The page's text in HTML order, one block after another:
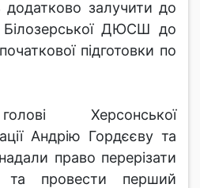
залучити до
ДЮСШ до
підготовки по
Херсонської
Андрію Гордєєву та
право перерізати
та провести перший